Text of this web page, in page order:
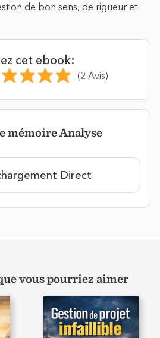
de bon sens, de rigueur et
cet ebook:
(2 Avis)
mémoire Analyse
Direct
vous pourriez aimer